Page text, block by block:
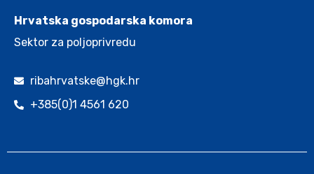
Hrvatska gospodarska komora
Sektor za poljoprivredu
ribahrvatske@hgk.hr
+385(0)1 4561 620